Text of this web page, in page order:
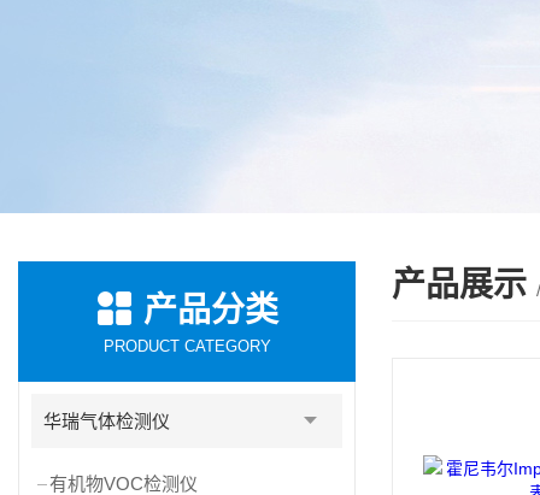
产品分类
PRODUCT CATEGORY
华瑞气体检测仪
有机物VOC检测仪
产品展示